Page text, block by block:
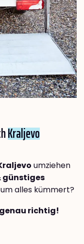
Kraljevo
umziehen
günstiges
um alles kümmert?
richtig!